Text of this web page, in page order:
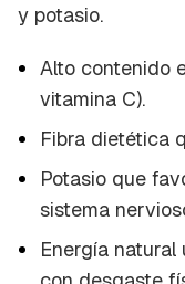
y potasio.
Alto contenido
vitamina C).
Fibra dietética
Potasio que
sistema
Energía